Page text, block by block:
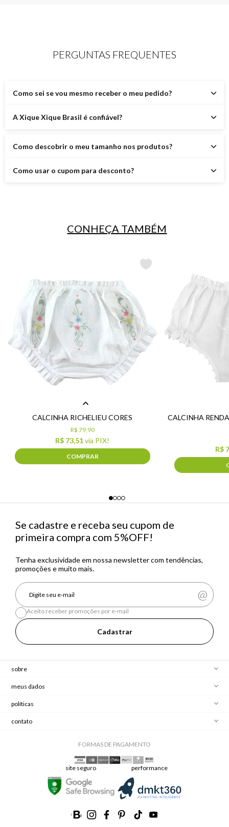
PERGUNTAS FREQUENTES
Como sei se vou mesmo receber o meu pedido?
A Xique Xique Brasil é confiável?
Como descobrir o meu tamanho nos produtos?
Como usar o cupom para desconto?
CONHEÇA TAMBÉM
CALCINHA RICHELIEU CORES
R$ 73,51via PIX!
R$ 79,90
COMPRAR
CALCINHA
R$
Se cadastre e receba seu cupom de
primeira compra com 5%OFF!
Tenha exclusividade em nossa newsletter com tendências,
promoções e muito mais.
Cadastrar
Aceito receber promoções por e-mail
sobre
meus dados
políticas
contato
FORMAS DE PAGAMENTO
site seguro performance